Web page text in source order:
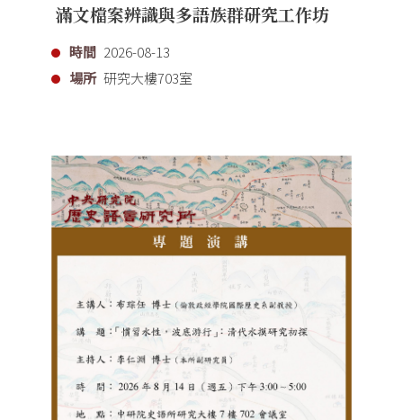
滿文檔案辨識與多語族群研究工作坊
時間 2026-08-13
場所 研究大樓703室